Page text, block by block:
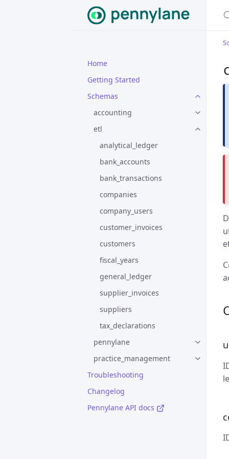
Home
Getting Started
Schemas
accounting
etl
analytical_ledger
bank_accounts
bank_transactions
companies
company_users
customer_invoices
customers
fiscal_years
general_ledger
supplier_invoices
suppliers
tax_declarations
pennylane
practice_management
Troubleshooting
Changelog
Pennylane API docs